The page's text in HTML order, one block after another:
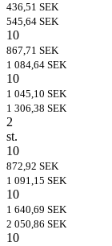
436,51 SEK
545,64 SEK
10
867,71 SEK
1 084,64 SEK
10
1 045,10 SEK
1 306,38 SEK
2
st.
10
872,92 SEK
1 091,15 SEK
10
1 640,69 SEK
2 050,86 SEK
10